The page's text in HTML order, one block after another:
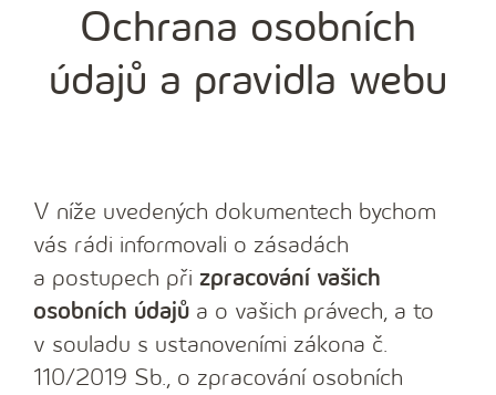
Ochrana osobních
údajů a pravidla webu
V níže uvedených dokumentech bychom
vás rádi informovali o zásadách
a postupech při zpracování vašich
osobních údajů a o vašich právech, a to
v souladu s ustanoveními zákona č.
110/2019 Sb., o zpracování osobních